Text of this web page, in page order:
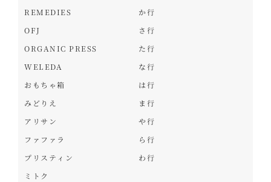
REMEDIES
OFJ
ORGANIC PRESS
WELEDA
おもちゃ箱
みどりえ
アリサン
ファファラ
プリスティン
ミトク
か行
さ行
た行
な行
は行
ま行
や行
ら行
わ行